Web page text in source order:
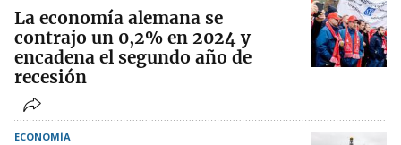
La economía alemana se
contrajo un 0,2% en 2024 y
encadena el segundo año de
recesión
ECONOMÍA